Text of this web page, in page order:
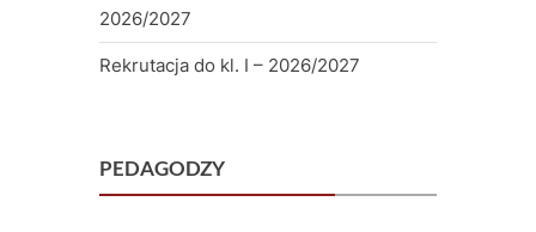
2026/2027
Rekrutacja do kl. I – 2026/2027
PEDAGODZY